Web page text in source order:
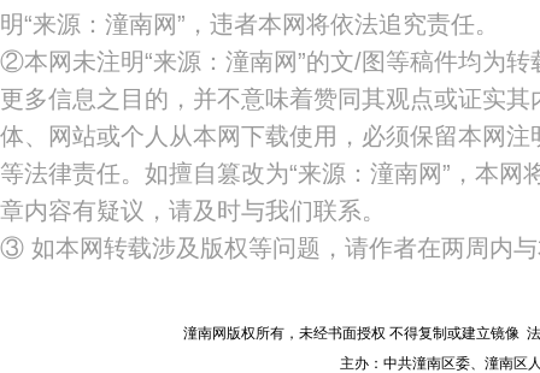
明“来源：潼南网”，违者本网将依法追究责任。
②本网未注明“来源：潼南网”的文/图等稿件均为
更多信息之目的，并不意味着赞同其观点或证实
体、网站或个人从本网下载使用，必须保留本网注
等法律责任。如擅自篡改为“来源：潼南网”，本网
章内容有疑议，请及时与我们联系。
③ 如本网转载涉及版权等问题，请作者在两周内
潼南网版权所有，未经书面授权 不得复制或建立镜像
主办：中共潼南区委、潼南区